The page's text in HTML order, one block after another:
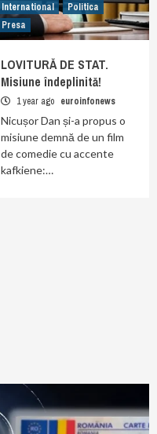
International
Politica
Presa
LOVITURĂ DE STAT.
Misiune îndeplinită!
1 year ago euroinfonews
Nicușor Dan și-a propus o
misiune demnă de un film
de comedie cu accente
kafkiene:…